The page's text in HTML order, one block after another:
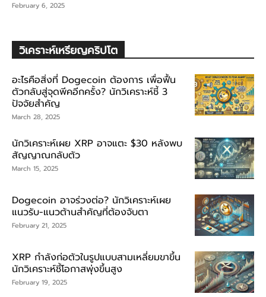
February 6, 2025
วิเคราะห์เหรียญคริปโต
อะไรคือสิ่งที่ Dogecoin ต้องการ เพื่อฟื้น
ตัวกลับสู่จุดพีคอีกครั้ง? นักวิเคราะห์ชี้ 3
ปัจจัยสำคัญ
March 28, 2025
นักวิเคราะห์เผย XRP อาจแตะ $30 หลังพบ
สัญญาณกลับตัว
March 15, 2025
Dogecoin อาจร่วงต่อ? นักวิเคราะห์เผย
แนวรับ-แนวต้านสำคัญที่ต้องจับตา
February 21, 2025
XRP กำลังก่อตัวในรูปแบบสามเหลี่ยมขาขึ้น
นักวิเคราะห์ชี้โอกาสพุ่งขึ้นสูง
February 19, 2025